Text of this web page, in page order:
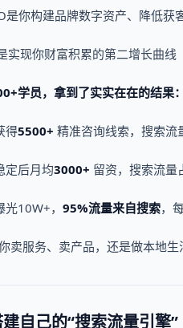
是你构建品牌数字资产、降低获
现你财富积累的第二增长曲线
学员，拿到了实实在在的结果：
得5500+ 精准咨询线索，搜索流
定后月均3000+ 留资，搜索流量
10W+， 95%流量来自搜索，
卖服务、卖产品，还是做本地生
自己的“搜索流量引擎”